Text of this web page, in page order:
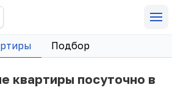
Подбор
квартиры посуточно в